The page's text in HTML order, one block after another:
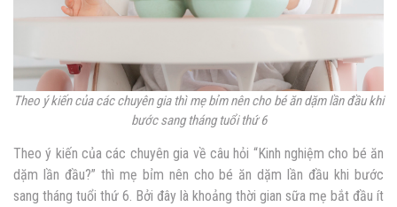
Theo ý kiến của các chuyên gia thì mẹ bỉm nên cho bé ăn dặm lần đầu khi
bước sang tháng tuổi thứ 6
Theo ý kiến của các chuyên gia về câu hỏi “Kinh nghiệm cho bé ăn
dặm lần đầu?” thì mẹ bỉm nên cho bé ăn dặm lần đầu khi bước
sang tháng tuổi thứ 6. Bởi đây là khoảng thời gian sữa mẹ bắt đầu ít